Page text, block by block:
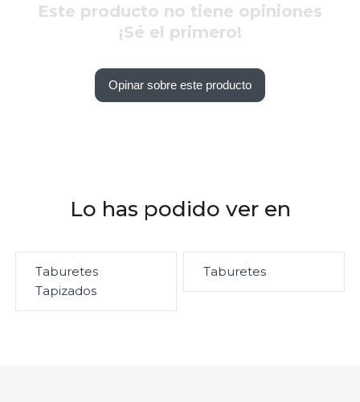
Este producto no tiene opiniones
¡Sé el primero!
Opinar sobre este producto
Lo has podido ver en
Taburetes
Tapizados
Taburetes